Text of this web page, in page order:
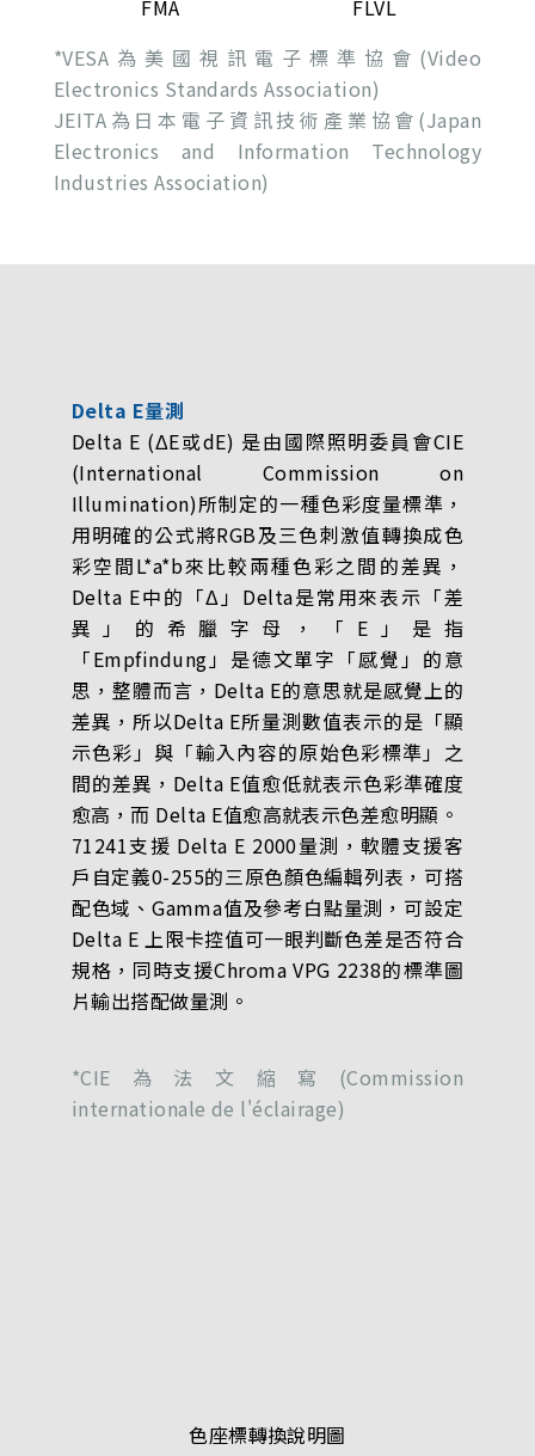
FMA
FLVL
*VESA為美國視訊電子標準協會(Video
Electronics Standards Association)
JEITA為日本電子資訊技術產業協會(Japan
Electronics and Information Technology
Industries Association)
Delta E量測
Delta E (ΔE或dE) 是由國際照明委員會CIE
(International Commission on
Illumination)所制定的一種色彩度量標準，
用明確的公式將RGB及三色刺激值轉換成色
彩空間L*a*b來比較兩種色彩之間的差異，
Delta E中的「Δ」Delta是常用來表示「差
異」的希臘字母，「E」是指
「Empfindung」是德文單字「感覺」的意
思，整體而言，Delta E的意思就是感覺上的
差異，所以Delta E所量測數值表示的是「顯
示色彩」與「輸入內容的原始色彩標準」之
間的差異，Delta E值愈低就表示色彩準確度
愈高，而 Delta E值愈高就表示色差愈明顯。
71241支援 Delta E 2000量測，軟體支援客
戶自定義0-255的三原色顏色編輯列表，可搭
配色域、Gamma值及參考白點量測，可設定
Delta E 上限卡控值可一眼判斷色差是否符合
規格，同時支援Chroma VPG 2238的標準圖
片輸出搭配做量測。
*CIE為法文縮寫(Commission
internationale de l'éclairage)
色座標轉換說明圖